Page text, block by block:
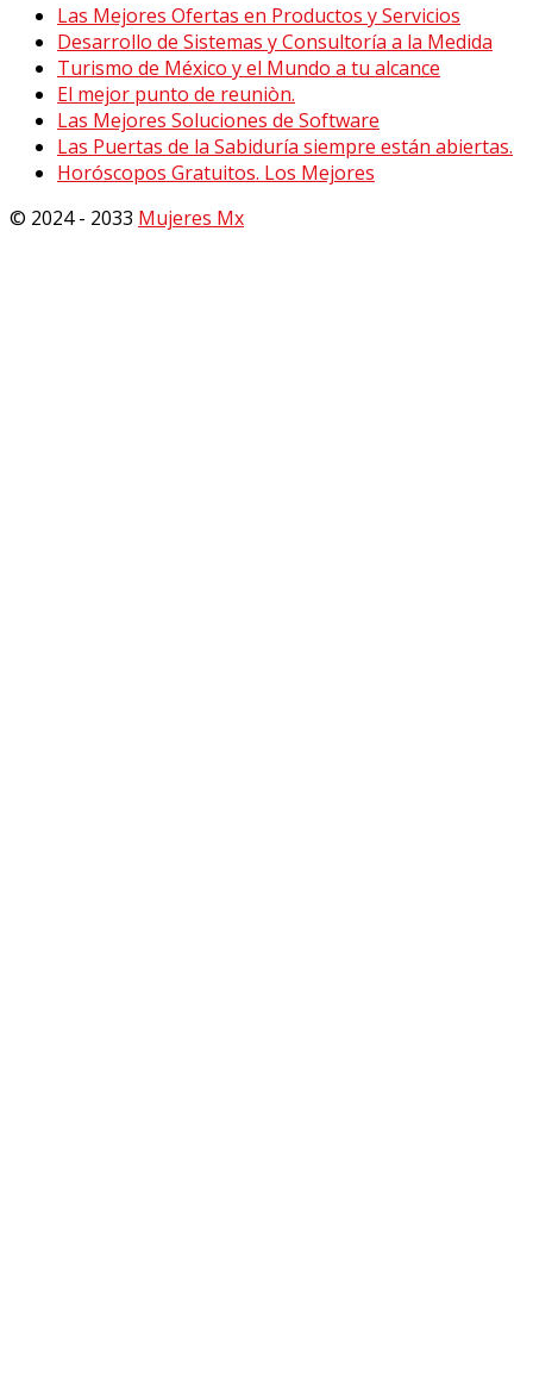
Las Mejores Ofertas en Productos y Servicios
Desarrollo de Sistemas y Consultoría a la Medida
Turismo de México y el Mundo a tu alcance
El mejor punto de reuniòn.
Las Mejores Soluciones de Software
Las Puertas de la Sabiduría siempre están abiertas.
Horóscopos Gratuitos. Los Mejores
© 2024 - 2033 Mujeres Mx